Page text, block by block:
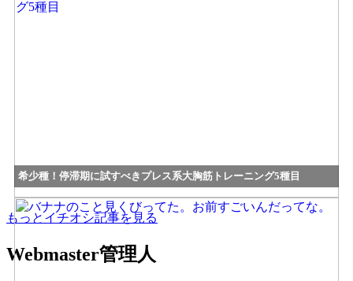
希少種！停滞期に試すべきプレス系大胸筋トレーニング5種目
もっとイチオシ記事を見る
Webmaster管理人